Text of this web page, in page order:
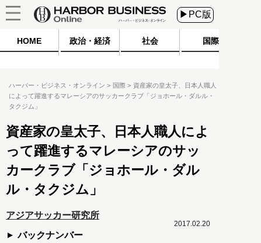
▶PC版
HOME 政治・経済 社会 国際
ハーバー・ビジネス・オンライン 国際
資産家の皇太子、日本人職人
によって躍進するマレーシアのサッカークラブ「ジョホール・ダルル・
タクジム」
資産家の皇太子、日本人職人によ
って躍進するマレーシアのサッ
カークラブ「ジョホール・ダル
ル・タクジム」
アジアサッカー研究所
バックナンバー
2017.02.20